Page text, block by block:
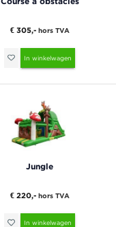
€ 305,- hors TVA
In winkelwagen
Jungle
€ 220,- hors TVA
In winkelwagen